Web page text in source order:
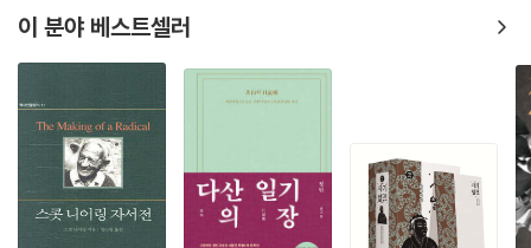
최초의 여성 만화가,
선배 작가를 향한 마음을 담아서
『내 마음 하나 잊지 말자는 것이다』 속 나혜석은 만화가 유승하 작가의 손
끝에서 새롭게 태어났다. 2014년 단편 만화로 시작해 이번 책까지 세차례
에 걸쳐 나혜석을 작품에서 다뤄온 유승하 작가에게 나혜석은 그 무엇보다
‘최초의 여성 만화가’다. 실제로 나혜석이 1920년 잡지 『신여성』에 발표했
던 판화는 지금의 네 컷 만화와 같은 형식에 위트와 해학을 담아 동갑내기
이 분야 베스트셀러